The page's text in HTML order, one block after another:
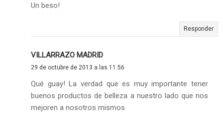
Un beso!
Responder
VILLARRAZO MADRID
29 de octubre de 2013 a las 11:56
Qué guay! La verdad que es muy importante tener
buenos productos de belleza a nuestro lado que nos
mejoren a nosotros mismos